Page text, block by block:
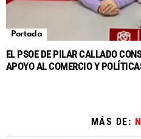
Portada
EL PSOE DE PILAR CALLADO
APOYO AL COMERCIO Y
MÁS DE: